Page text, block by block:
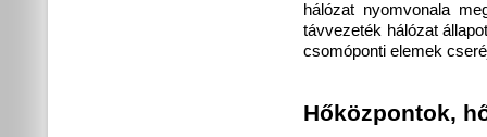
hálózat nyomvonala
távvezeték hálózat
csomóponti elemek
Hőközpontok,